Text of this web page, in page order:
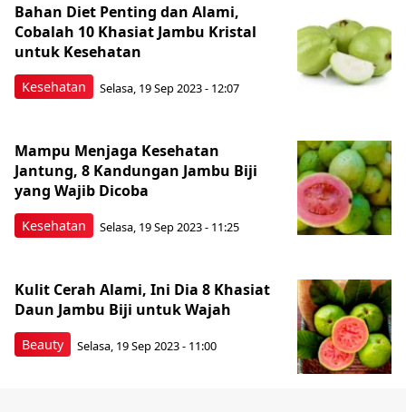
Kesehatan
Bahan Diet Penting dan Alami,
Cobalah 10 Khasiat Jambu Kristal
untuk Kesehatan
Selasa, 19 Sep 2023 - 12:07
Kesehatan
Mampu Menjaga Kesehatan
Jantung, 8 Kandungan Jambu Biji
yang Wajib Dicoba
Selasa, 19 Sep 2023 - 11:25
Beauty
Kulit Cerah Alami, Ini Dia 8 Khasiat
Daun Jambu Biji untuk Wajah
Selasa, 19 Sep 2023 - 11:00